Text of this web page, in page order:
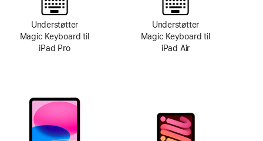
Understøtter
Magic Keyboard til
iPad Pro
Understøtter
Magic Keyboard til
iPad Air